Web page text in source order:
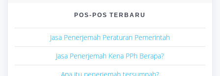
POS-POS TERBARU
Jasa Penerjemah Peraturan Pemerintah
Jasa Penerjemah Kena PPh Berapa?